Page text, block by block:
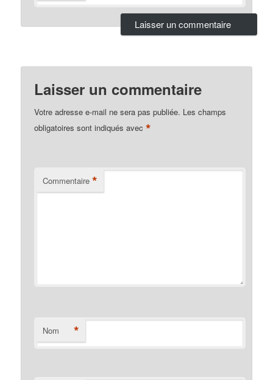
Laisser un commentaire
Votre adresse e-mail ne sera pas publiée. Les champs
obligatoires sont indiqués avec*
Commentaire *
Nom *